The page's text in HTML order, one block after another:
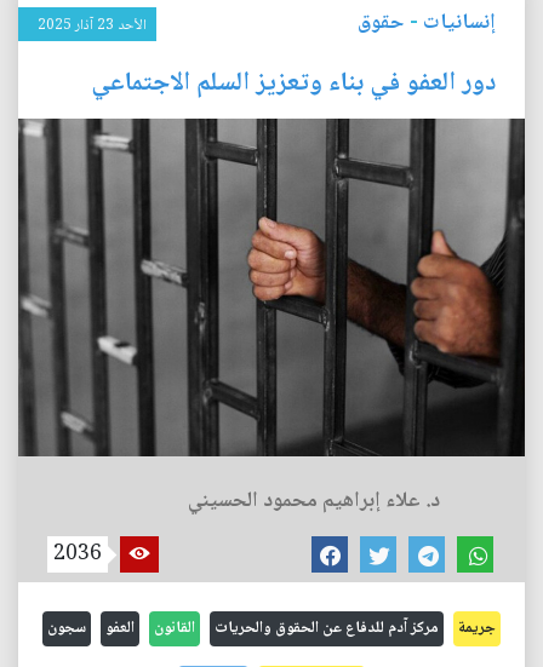
إنسانيات - حقوق الأحد 23 آذار 2025
دور العفو في بناء وتعزيز السلم الاجتماعي
د. علاء إبراهيم محمود الحسيني
2036
جريمة مركز آدم للدفاع عن الحقوق والحريات القانون العفو سجون